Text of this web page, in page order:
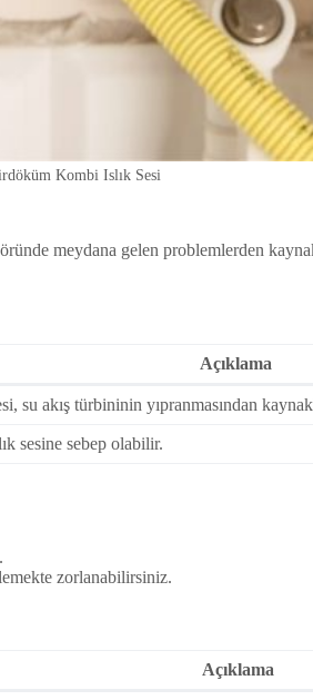
Kombi Islık Sesi
meydana gelen problemlerden
Açıklama
su akış türbininin yıpranmasından
sesine sebep olabilir.
zorlanabilirsiniz.
Açıklama